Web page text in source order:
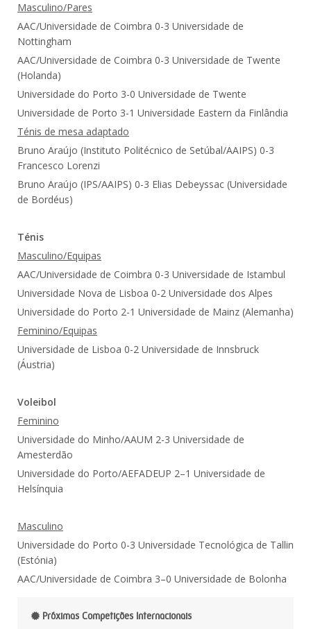
Masculino/Pares
AAC/Universidade de Coimbra 0-3 Universidade de
Nottingham
AAC/Universidade de Coimbra 0-3 Universidade de Twente
(Holanda)
Universidade do Porto 3-0 Universidade de Twente
Universidade de Porto 3-1 Universidade Eastern da Finlândia
Ténis de mesa adaptado
Bruno Araújo (Instituto Politécnico de Setúbal/AAIPS) 0-3
Francesco Lorenzi
Bruno Araújo (IPS/AAIPS) 0-3 Elias Debeyssac (Universidade
de Bordéus)
Ténis
Masculino/Equipas
AAC/Universidade de Coimbra 0-3 Universidade de Istambul
Universidade Nova de Lisboa 0-2 Universidade dos Alpes
Universidade do Porto 2-1 Universidade de Mainz (Alemanha)
Feminino/Equipas
Universidade de Lisboa 0-2 Universidade de Innsbruck
(Áustria)
Voleibol
Feminino
Universidade do Minho/AAUM 2-3 Universidade de
Amesterdão
Universidade do Porto/AEFADEUP 2–1 Universidade de
Helsínquia
Masculino
Universidade do Porto 0-3 Universidade Tecnológica de Tallin
(Estónia)
AAC/Universidade de Coimbra 3–0 Universidade de Bolonha
Próximas Competições Internacionais